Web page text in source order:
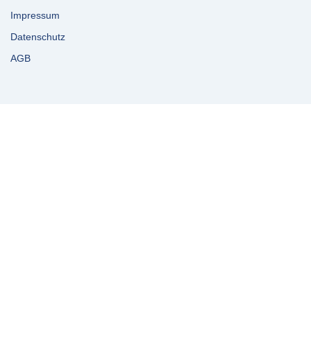
Impressum
Datenschutz
AGB